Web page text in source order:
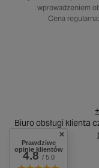
wprowadzeniem
Cena
Biuro obsługi klienta
Prawdziwe
opinie klientów
4.8/ 5.0